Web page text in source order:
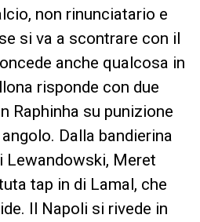
non rinunciatario e
si va a scontrare con il
anche qualcosa in
risponde con due
Raphinha su punizione
Dalla bandierina
Lewandowski, Meret
tap in di Lamal, che
Il Napoli si rivede in